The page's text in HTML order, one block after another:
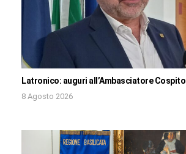
Latronico: auguri all’Ambasciatore Cospito
8 Agosto 2026